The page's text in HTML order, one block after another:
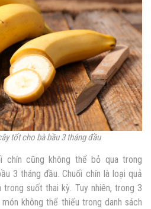
tốt cho bà bầu 3 tháng đầu
chín cũng không thể bỏ qua trong
3 tháng đầu. Chuối chín là loại quả
suốt thai kỳ. Tuy nhiên, trong 3
không thể thiếu trong danh sách